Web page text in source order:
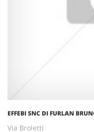
EFFEBI SNC DI FURLAN
Via Broletti